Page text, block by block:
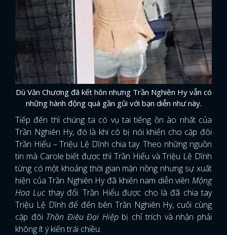
Dù Văn Chương đã kết hôn nhưng Trần Nghiên Hy vẫn có
những hành động quá gần gũi với bạn diễn như này.
Tiếp đến thì chúng ta có vụ tai tiếng ồn ào nhất của
Trần Nghiên Hy, đó là khi cô bị nói khiến cho cặp đôi
Trần Hiểu – Triệu Lệ Dĩnh chia tay. Theo những nguồn
tin mà Carole biết được thì Trần Hiểu và Triệu Lệ Dĩnh
từng có một khoảng thời gian mặn nồng nhưng sự xuất
hiện của Trần Nghiên Hy đã khiến nam diễn viên Mộng
Hoa Lụcthay đổi. Trần Hiểu được cho là đã chia tay
Triệu Lệ Dĩnh để đến bên Trần Nghiên Hy, cuối cùng
cặp đôi Thần Điêu Đại Hiệpbị chỉ trích và nhận phải
không ít ý kiến trái chiều.